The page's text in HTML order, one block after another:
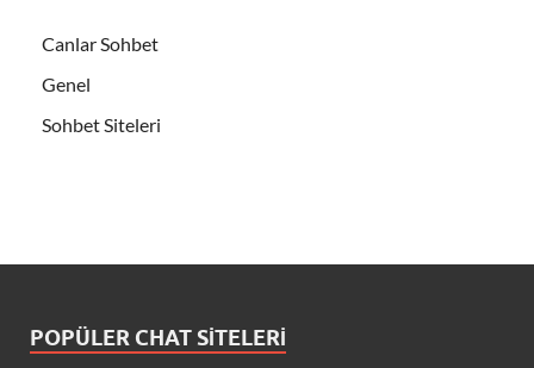
Canlar Sohbet
Genel
Sohbet Siteleri
POPÜLER CHAT SITELERI